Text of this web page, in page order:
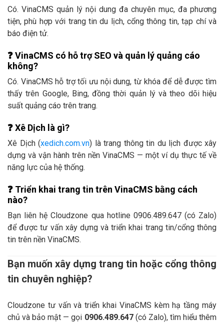
Có. VinaCMS quản lý nội dung đa chuyên mục, đa phương
tiện, phù hợp với trang tin du lịch, cổng thông tin, tạp chí và
báo điện tử.
❓VinaCMS có hỗ trợ SEO và quản lý quảng cáo
không?
Có. VinaCMS hỗ trợ tối ưu nội dung, từ khóa để dễ được tìm
thấy trên Google, Bing, đồng thời quản lý và theo dõi hiệu
suất quảng cáo trên trang.
❓Xê Dịch là gì?
Xê Dịch (xedich.com.vn) là trang thông tin du lịch được xây
dựng và vận hành trên nền VinaCMS — một ví dụ thực tế về
năng lực của hệ thống.
❓ Triển khai trang tin trên VinaCMS bằng cách
nào?
Bạn liên hệ Cloudzone qua hotline 0906.489.647 (có Zalo)
để được tư vấn xây dựng và triển khai trang tin/cổng thông
tin trên nền VinaCMS.
Bạn muốn xây dựng trang tin hoặc cổng thông
tin chuyên nghiệp?
Cloudzone tư vấn và triển khai VinaCMS kèm hạ tầng máy
chủ và bảo mật — gọi 0906.489.647(có Zalo), tìm hiểu thêm